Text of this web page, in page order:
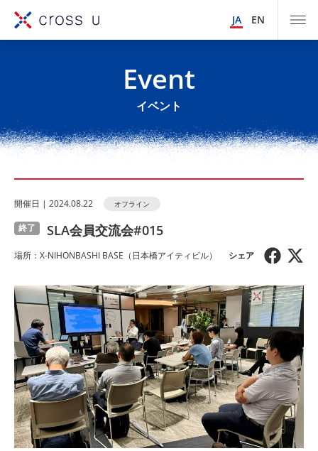
JA EN
Event
イベント
開催⽇ | 2024.08.22 オフライン
終了 SLA会員交流会#015
場所：X-NIHONBASHI BASE（⽇本橋アイティビル）